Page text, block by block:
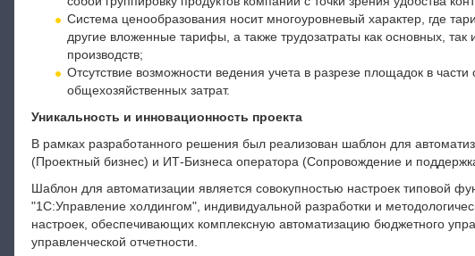
Система ценообразования носит многоуровневый характер, где
другие вложенные тарифы, а также трудозатраты как основных, так
производств;
Отсутствие возможности ведения учета в разрезе площадок в
общехозяйственных затрат.
Уникальность и инновационность проекта
В рамках разработанного решения был реализован шаблон для
(Проектный бизнес) и ИТ-Бизнеса оператора (Сопровождение и
Шаблон для автоматизации является совокупностью настроек типовой
"1С:Управление холдингом", индивидуальной разработки и
настроек, обеспечивающих комплексную автоматизацию бюджетного
управленческой отчетности.